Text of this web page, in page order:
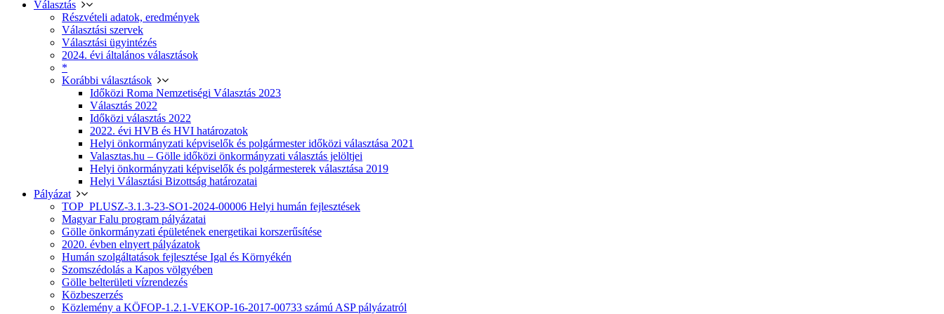
Választás
Részvételi adatok, eredmények
Választási szervek
Választási ügyintézés
2024. évi általános választások
*
Korábbi választások
Időközi Roma Nemzetiségi Választás 2023
Választás 2022
Időközi választás 2022
2022. évi HVB és HVI határozatok
Helyi önkormányzati képviselők és polgármester időközi választása 2021
Valasztas.hu – Gölle időközi önkormányzati választás jelöltjei
Helyi önkormányzati képviselők és polgármesterek választása 2019
Helyi Választási Bizottság határozatai
Pályázat
TOP_PLUSZ-3.1.3-23-SO1-2024-00006 Helyi humán fejlesztések
Magyar Falu program pályázatai
Gölle önkormányzati épületének energetikai korszerűsítése
2020. évben elnyert pályázatok
Humán szolgáltatások fejlesztése Igal és Környékén
Szomszédolás a Kapos völgyében
Gölle belterületi vízrendezés
Közbeszerzés
Közlemény a KÖFOP-1.2.1-VEKOP-16-2017-00733 számú ASP pályázatról